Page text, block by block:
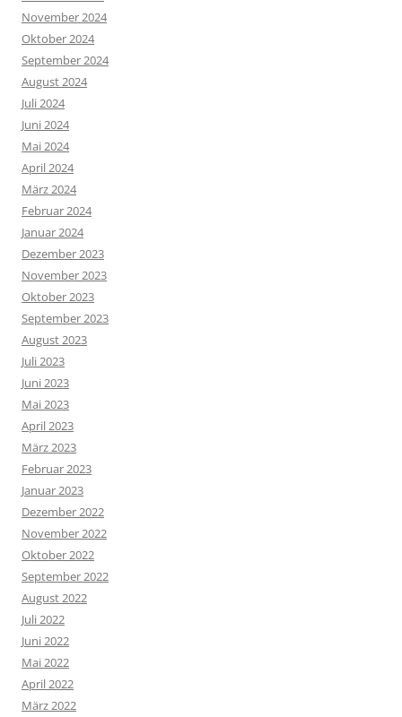
November 2024
Oktober 2024
September 2024
August 2024
Juli 2024
Juni 2024
Mai 2024
April 2024
März 2024
Februar 2024
Januar 2024
Dezember 2023
November 2023
Oktober 2023
September 2023
August 2023
Juli 2023
Juni 2023
Mai 2023
April 2023
März 2023
Februar 2023
Januar 2023
Dezember 2022
November 2022
Oktober 2022
September 2022
August 2022
Juli 2022
Juni 2022
Mai 2022
April 2022
März 2022